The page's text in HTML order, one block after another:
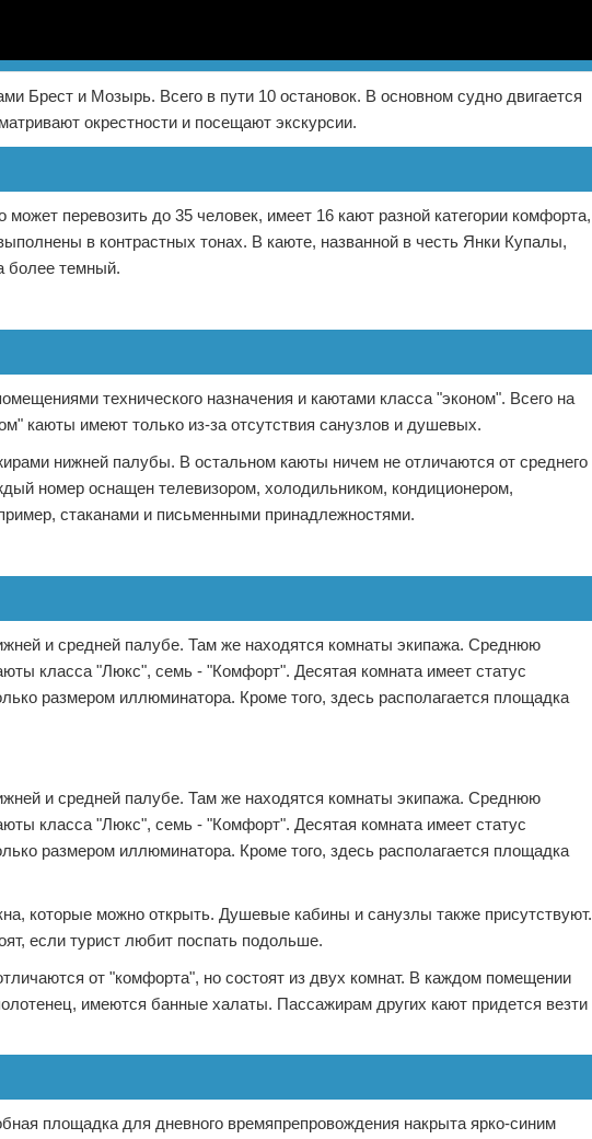
Брест и Мозырь. Всего в пути 10 остановок. В основном судно двигается
окрестности и посещают экскурсии.
перевозить до 35 человек, имеет 16 кают разной категории комфорта,
в контрастных тонах. В каюте, названной в честь Янки Купалы,
более темный.
технического назначения и каютами класса "эконом". Всего на
каюты имеют только из-за отсутствия санузлов и душевых.
нижней палубы. В остальном каюты ничем не отличаются от среднего
номер оснащен телевизором, холодильником, кондиционером,
стаканами и письменными принадлежностями.
и средней палубе. Там же находятся комнаты экипажа. Среднюю
класса "Люкс", семь - "Комфорт". Десятая комната имеет статус
размером иллюминатора. Кроме того, здесь располагается площадка
и средней палубе. Там же находятся комнаты экипажа. Среднюю
класса "Люкс", семь - "Комфорт". Десятая комната имеет статус
размером иллюминатора. Кроме того, здесь располагается площадка
которые можно открыть. Душевые кабины и санузлы также присутствуют.
если турист любит поспать подольше.
от "комфорта", но состоят из двух комнат. В каждом помещении
имеются банные халаты. Пассажирам других кают придется везти
площадка для дневного времяпрепровождения накрыта ярко-синим